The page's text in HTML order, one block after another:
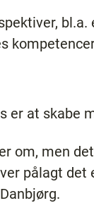
er at skabe
om, men
pålagt